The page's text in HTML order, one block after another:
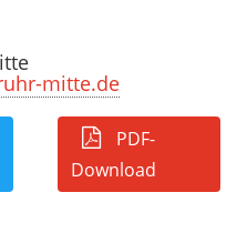
mitte.de
PDF-
Download